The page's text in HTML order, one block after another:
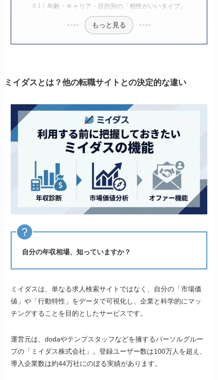
年齢・キャリア・目的別の「相性がいいタイプ」
もっと見る
ミイダスとは？他の転職サイトとの決定的な違い
自分の年収相場、知っていますか？
ミイダスは、単なる求人検索サイトではなく、自分の「市場価
値」や「行動特性」をデータで可視化し、企業と科学的にマッ
チングすることを目的としたサービスです。
運営元は、dodaやテンプスタッフなどを擁するパーソルグルー
プの「ミイダス株式会社」。登録ユーザー数は100万人を超え、
導入企業数は約44万社にのぼる実績があります。